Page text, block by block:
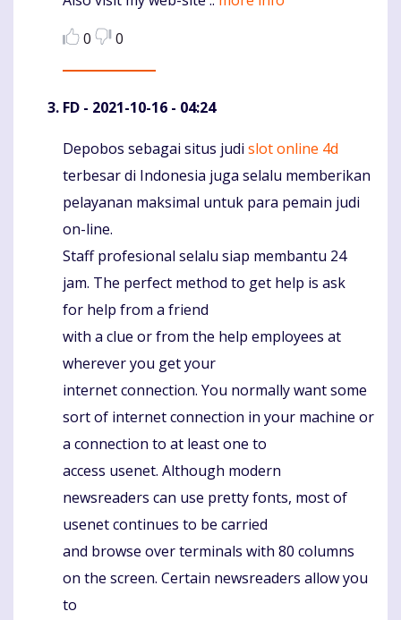
0
0
FD - 2021-10-16 - 04:24
Komentaras
Depobos sebagai situs judi slot online 4d
terbesar di Indonesia juga selalu memberikan
pelayanan maksimal untuk para pemain judi
on-line.
Staff profesional selalu siap membantu 24
jam. The perfect method to get help is ask
for help from a friend
with a clue or from the help employees at
wherever you get your
internet connection. You normally want some
sort of internet connection in your machine or
a connection to at least one to
access usenet. Although modern
newsreaders can use pretty fonts, most of
usenet continues to be carried
and browse over terminals with 80 columns
on the screen. Certain newsreaders allow you
to